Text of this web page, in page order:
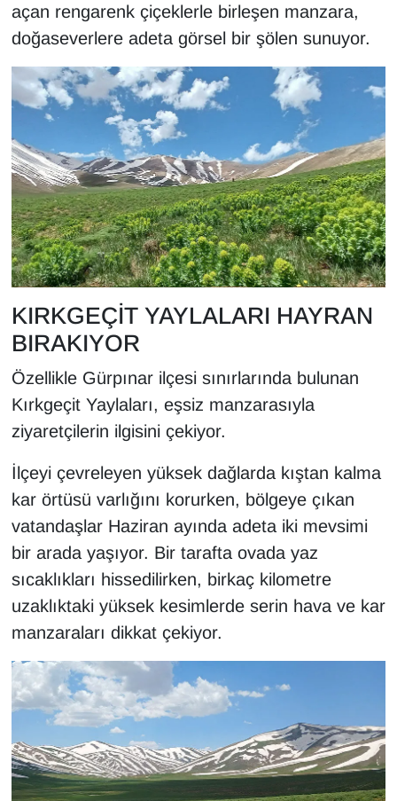
açan rengarenk çiçeklerle birleşen manzara,
doğaseverlere adeta görsel bir şölen sunuyor.
KIRKGEÇİT YAYLALARI HAYRAN
BIRAKIYOR
Özellikle Gürpınar ilçesi sınırlarında bulunan
Kırkgeçit Yaylaları, eşsiz manzarasıyla
ziyaretçilerin ilgisini çekiyor.
İlçeyi çevreleyen yüksek dağlarda kıştan kalma
kar örtüsü varlığını korurken, bölgeye çıkan
vatandaşlar Haziran ayında adeta iki mevsimi
bir arada yaşıyor. Bir tarafta ovada yaz
sıcaklıkları hissedilirken, birkaç kilometre
uzaklıktaki yüksek kesimlerde serin hava ve kar
manzaraları dikkat çekiyor.
Sinema - TV
SİYASET
SPOR
TEBRİK
TEKNOLOJİ
Turizm
VAN'DA SPOR
Vasıta
YAŞAM
YEREL